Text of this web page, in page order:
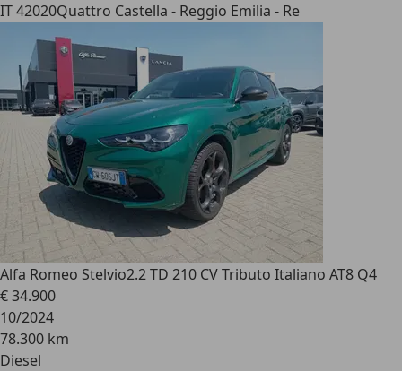
IT 42020Quattro Castella - Reggio Emilia - Re
Alfa Romeo Stelvio2.2 TD 210 CV Tributo Italiano AT8 Q4
€ 34.900
10/2024
78.300 km
Diesel